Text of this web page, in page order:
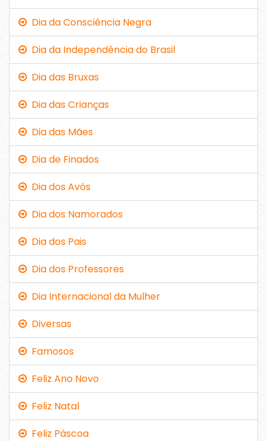
Dia da Consciência Negra
Dia da Independência do Brasil
Dia das Bruxas
Dia das Crianças
Dia das Mães
Dia de Finados
Dia dos Avós
Dia dos Namorados
Dia dos Pais
Dia dos Professores
Dia Internacional da Mulher
Diversas
Famosos
Feliz Ano Novo
Feliz Natal
Feliz Páscoa